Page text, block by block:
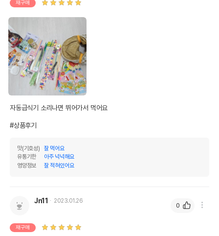
재구매
자동급식기 소리나면 뛰어가서 먹어요
#상품후기
맛(기호성)
잘 먹어요
유통기한
아주 넉넉해요
영양정보
잘 적혀있어요
Jn11 2023.01.26
재구매
0